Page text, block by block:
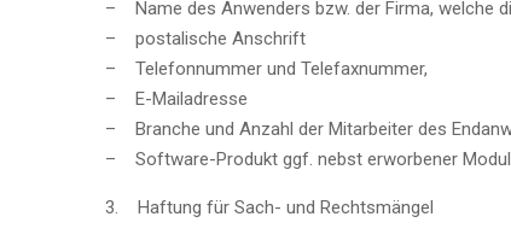
– Name des Anwenders bzw. der Firma, welche
– postalische Anschrift
– Telefonnummer und Telefaxnummer,
– E-Mailadresse
– Branche und Anzahl der Mitarbeiter des
– Software-Produkt ggf. nebst erworbener
3. Haftung für Sach- und Rechtsmängel